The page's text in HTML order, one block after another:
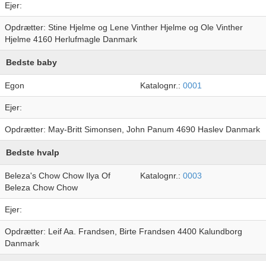
Ejer:
Opdrætter: Stine Hjelme og Lene Vinther Hjelme og Ole Vinther
Hjelme 4160 Herlufmagle Danmark
Bedste baby
Egon Katalognr.: 0001
Ejer:
Opdrætter: May-Britt Simonsen, John Panum 4690 Haslev Danmark
Bedste hvalp
Beleza's Chow Chow Ilya Of
Beleza Chow Chow
Katalognr.: 0003
Ejer:
Opdrætter: Leif Aa. Frandsen, Birte Frandsen 4400 Kalundborg
Danmark